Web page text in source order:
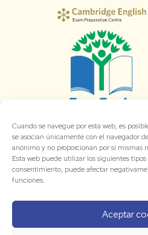
Cuando se navegue por esta web, es
se asocian únicamente con el navegador
anónimo y no proporcionan por sí mismas
Esta web puede utilizar los siguientes
consentimiento, puede afectar
funciones.
Aceptar